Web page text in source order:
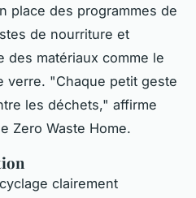
place des programmes de
de nourriture et
des matériaux comme le
verre. "Chaque petit geste
les déchets," affirme
Zero Waste Home.
clairement